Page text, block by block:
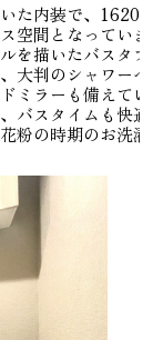
た内装で、1620
空間となっていま
を描いたバスタブ
大判のシャワーヘ
ミラーも備えてい
バスタイムも快適
粉の時期のお洗濯